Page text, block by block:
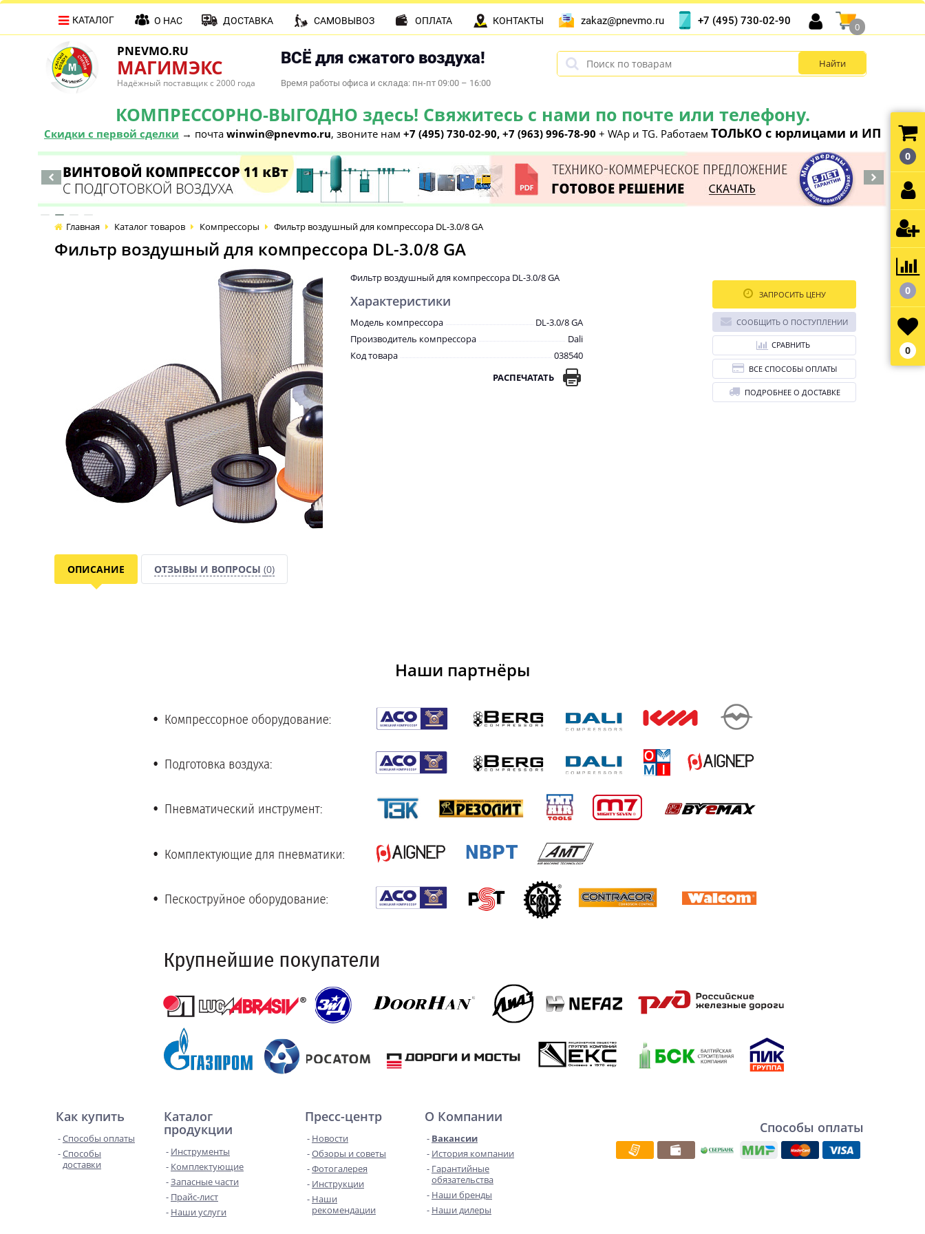
PNEVMO.RU
МАГИМЭКС
Надёжный поставщик с 2000 года
ВСЁ для сжатого воздуха!
Время работы офиса и склада: пн-пт 09:00 – 16:00
КОМПРЕССОРНО-ВЫГОДНО здесь! Свяжитесь с нами по почте или телефону.
Скидки с первой сделки → почта winwin@pnevmo.ru, звоните нам +7 (495) 730-02-90, +7 (963) 996-78-90 + WAp и TG. Работаем ТОЛЬКО с юрлицами и ИП
КАТАЛОГ О НАС ДОСТАВКА САМОВЫВОЗ ОПЛАТА КОНТАКТЫ zakaz@pnevmo.ru +7 (495) 730-02-90
0
Главная Каталог товаров Компрессоры Фильтр воздушный для компрессора DL-3.0/8 GA
Фильтр воздушный для компрессора DL-3.0/8 GA
Фильтр воздушный для компрессора DL-3.0/8 GA
Характеристики
Модель компрессора
DL-3.0/8 GA
Производитель компрессора
Dali
Код товара
038540
РАСПЕЧАТАТЬ
ЗАПРОСИТЬ ЦЕНУ
СООБЩИТЬ О ПОСТУПЛЕНИИ
СРАВНИТЬ
ВСЕ СПОСОБЫ ОПЛАТЫ
ПОДРОБНЕЕ О ДОСТАВКЕ
ОПИСАНИЕ ОТЗЫВЫ И ВОПРОСЫ (0)
Наши партнёры
Как купить
Способы оплаты
Способы
доставки
Каталог
продукции
Инструменты
Комплектующие
Запасные части
Прайс-лист
Наши услуги
Пресс-центр
Новости
Обзоры и советы
Фотогалерея
Инструкции
Наши
рекомендации
О Компании
Вакансии
История компании
Гарантийные
обязательства
Наши бренды
Наши дилеры
Способы оплаты
0
0
0